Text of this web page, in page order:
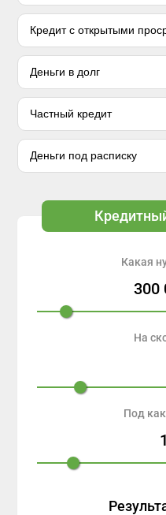
Кредит с открытыми
Деньги в долг
Частный кредит
Деньги под расписку
Какая
300
На
Под